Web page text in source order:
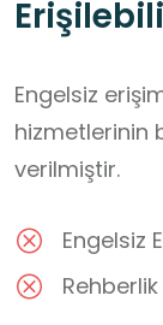
Engelsiz
hizmetlerinin
verilmiştir.
Engelsiz